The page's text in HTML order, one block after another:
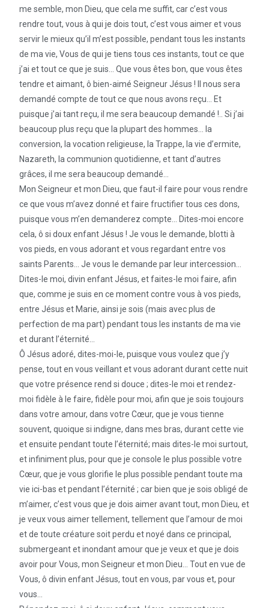
me semble, mon Dieu, que cela me suffit, car c’est vous
rendre tout, vous à qui je dois tout, c’est vous aimer et vous
servir le mieux qu’il m’est possible, pendant tous les instants
de ma vie, Vous de qui je tiens tous ces instants, tout ce que
j’ai et tout ce que je suis… Que vous êtes bon, que vous êtes
tendre et aimant, ô bien-aimé Seigneur Jésus ! Il nous sera
demandé compte de tout ce que nous avons reçu… Et
puisque j’ai tant reçu, il me sera beaucoup demandé !.. Si j’ai
beaucoup plus reçu que la plupart des hommes… la
conversion, la vocation religieuse, la Trappe, la vie d’ermite,
Nazareth, la communion quotidienne, et tant d’autres
grâces, il me sera beaucoup demandé…
Mon Seigneur et mon Dieu, que faut-il faire pour vous rendre
ce que vous m’avez donné et faire fructifier tous ces dons,
puisque vous m’en demanderez compte… Dites-moi encore
cela, ô si doux enfant Jésus ! Je vous le demande, blotti à
vos pieds, en vous adorant et vous regardant entre vos
saints Parents… Je vous le demande par leur intercession…
Dites-le moi, divin enfant Jésus, et faites-le moi faire, afin
que, comme je suis en ce moment contre vous à vos pieds,
entre Jésus et Marie, ainsi je sois (mais avec plus de
perfection de ma part) pendant tous les instants de ma vie
et durant l’éternité…
Ô Jésus adoré, dites-moi-le, puisque vous voulez que j’y
pense, tout en vous veillant et vous adorant durant cette nuit
que votre présence rend si douce ; dites-le moi et rendez-
moi fidèle à le faire, fidèle pour moi, afin que je sois toujours
dans votre amour, dans votre Cœur, que je vous tienne
souvent, quoique si indigne, dans mes bras, durant cette vie
et ensuite pendant toute l’éternité; mais dites-le moi surtout,
et infiniment plus, pour que je console le plus possible votre
Cœur, que je vous glorifie le plus possible pendant toute ma
vie ici-bas et pendant l’éternité ; car bien que je sois obligé de
m’aimer, c’est vous que je dois aimer avant tout, mon Dieu, et
je veux vous aimer tellement, tellement que l’amour de moi
et de toute créature soit perdu et noyé dans ce principal,
submergeant et inondant amour que je veux et que je dois
avoir pour Vous, mon Seigneur et mon Dieu… Tout en vue de
Vous, ô divin enfant Jésus, tout en vous, par vous et, pour
vous…